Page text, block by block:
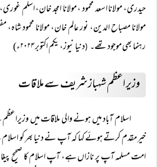
حیدری، مولانا اسعد محمود ، مولانا امجد خان، اسلم
مولانا مصباح الدین، نور عالم خان، مولانا محمود شاہ،
رہنما بھی موجود تھے۔ (دنیا نیوز، یکم اکتوبر ۲۰۲۴ء)
وزیر اعظم شہباز شریف سے ملاقات
اسلام آباد میں ہونے والی ملاقات میں وزیراعظم
خیر مقدم کرتے ہوئے کہا کہ آپ نے دنیا بھر کو
امت مسلمہ آپ پر نازاں ہے، آپ اسلام کا صحیح